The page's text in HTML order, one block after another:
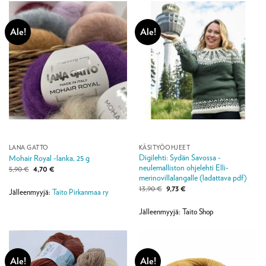
Ale!
LANA GATTO
Mohair Royal -lanka, 25 g
5,90€ Alkuperäinen
hinta
5,90 €.
4,70 €Nykyinen
4,70 €.
Jälleenmyyjä: Taito Pirkanmaa ry
Ale!
KÄSITYÖOHJEET
Digilehti: Sydän Savossa -
neulemalliston ohjelehti Elli-
merinovillalangalle (ladattava pdf)
13,90€ Alkuperäinen
hinta
13,90 €.
9,73€Nykyinen
9,73 €.
Jälleenmyyjä: Taito Shop
Ale! Ale!